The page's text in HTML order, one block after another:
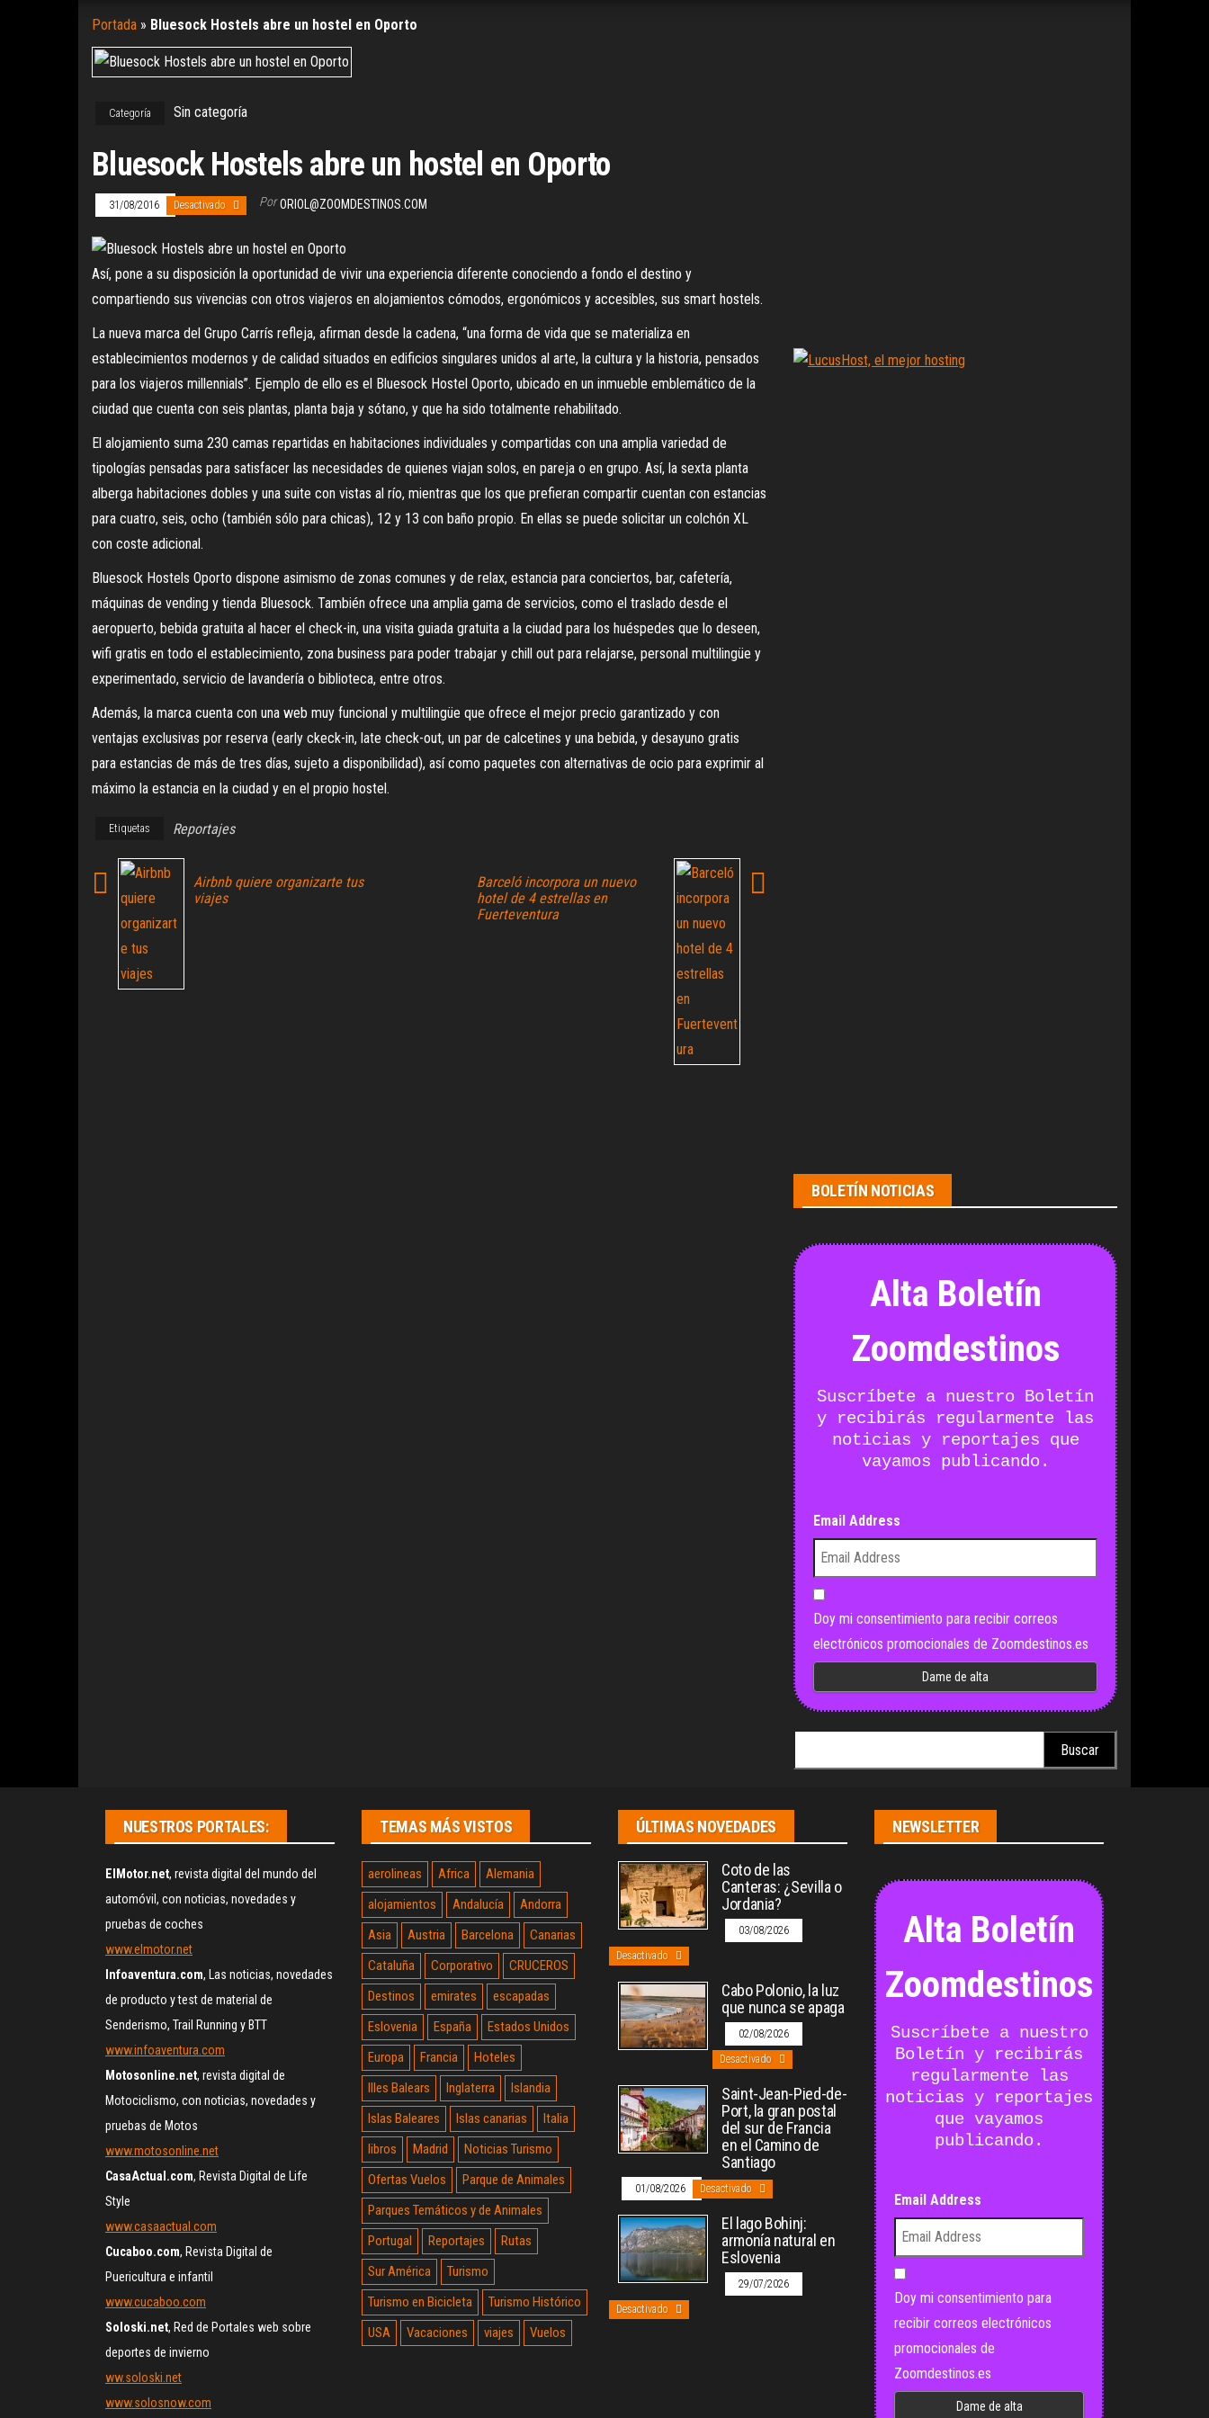
Portada » Bluesock Hostels abre un hostel en Oporto
Categoría Sin categoría
Bluesock Hostels abre un hostel en Oporto
31/08/2016 Desactivado Por ORIOL@ZOOMDESTINOS.COM
Así, pone a su disposición la oportunidad de vivir una experiencia diferente conociendo a fondo el destino y
compartiendo sus vivencias con otros viajeros en alojamientos cómodos, ergonómicos y accesibles, sus smart hostels.
La nueva marca del Grupo Carrís refleja, afirman desde la cadena, “una forma de vida que se materializa en
establecimientos modernos y de calidad situados en edificios singulares unidos al arte, la cultura y la historia, pensados
para los viajeros millennials”. Ejemplo de ello es el Bluesock Hostel Oporto, ubicado en un inmueble emblemático de la
ciudad que cuenta con seis plantas, planta baja y sótano, y que ha sido totalmente rehabilitado.
El alojamiento suma 230 camas repartidas en habitaciones individuales y compartidas con una amplia variedad de
tipologías pensadas para satisfacer las necesidades de quienes viajan solos, en pareja o en grupo. Así, la sexta planta
alberga habitaciones dobles y una suite con vistas al río, mientras que los que prefieran compartir cuentan con estancias
para cuatro, seis, ocho (también sólo para chicas), 12 y 13 con baño propio. En ellas se puede solicitar un colchón XL
con coste adicional.
Bluesock Hostels Oporto dispone asimismo de zonas comunes y de relax, estancia para conciertos, bar, cafetería,
máquinas de vending y tienda Bluesock. También ofrece una amplia gama de servicios, como el traslado desde el
aeropuerto, bebida gratuita al hacer el check-in, una visita guiada gratuita a la ciudad para los huéspedes que lo deseen,
wifi gratis en todo el establecimiento, zona business para poder trabajar y chill out para relajarse, personal multilingüe y
experimentado, servicio de lavandería o biblioteca, entre otros.
Además, la marca cuenta con una web muy funcional y multilingüe que ofrece el mejor precio garantizado y con
ventajas exclusivas por reserva (early ckeck-in, late check-out, un par de calcetines y una bebida, y desayuno gratis
para estancias de más de tres días, sujeto a disponibilidad), así como paquetes con alternativas de ocio para exprimir al
máximo la estancia en la ciudad y en el propio hostel.
Etiquetas Reportajes
Airbnb quiere organizarte tus
viajes
Barceló incorpora un nuevo
hotel de 4 estrellas en
Fuerteventura
BOLETÍN NOTICIAS
Alta Boletín
Zoomdestinos
Suscríbete a nuestro Boletín
y recibirás regularmente las
noticias y reportajes que
vayamos publicando.
Email Address
Doy mi consentimiento para recibir correos
electrónicos promocionales de Zoomdestinos.es
NUESTROS PORTALES:
ElMotor.net, revista digital del mundo del
automóvil, con noticias, novedades y
pruebas de coches
www.elmotor.net
Infoaventura.com, Las noticias, novedades
de producto y test de material de
Senderismo, Trail Running y BTT
www.infoaventura.com
Motosonline.net, revista digital de
Motociclismo, con noticias, novedades y
pruebas de Motos
www.motosonline.net
CasaActual.com, Revista Digital de Life
Style
www.casaactual.com
Cucaboo.com, Revista Digital de
Puericultura e infantil
www.cucaboo.com
Soloski.net, Red de Portales web sobre
deportes de invierno
ww.soloski.net
www.solosnow.com
TEMAS MÁS VISTOS
aerolineas Africa
Alemania
alojamientos
Andalucía
Andorra
Asia
Austria Barcelona
Canarias
Cataluña
Corporativo
CRUCEROS
Destinos
emirates
escapadas
Eslovenia
España
Estados Unidos
Europa
Francia
Hoteles
Illes Balears
Inglaterra
Islandia
Islas Baleares
Islas canarias
Italia
libros
Madrid
Noticias Turismo
Ofertas Vuelos
Parque de Animales
Parques Temáticos y de Animales
Portugal
Reportajes
Rutas
Sur América
Turismo
Turismo en Bicicleta
Turismo Histórico
USA
Vacaciones viajes Vuelos
ÚLTIMAS NOVEDADES
Coto de las
Canteras: ¿Sevilla o
Jordania?
03/08/2026
Desactivado
Cabo Polonio, la luz
que nunca se apaga
02/08/2026
Desactivado
Saint-Jean-Pied-de-
Port, la gran postal
del sur de Francia
en el Camino de
Santiago
01/08/2026 Desactivado
El lago Bohinj:
armonía natural en
Eslovenia
29/07/2026
Desactivado
NEWSLETTER
Alta Boletín
Zoomdestinos
Suscríbete a nuestro
Boletín y recibirás
regularmente las
noticias y reportajes
que vayamos
publicando.
Email Address
Doy mi consentimiento para
recibir correos electrónicos
promocionales de
Zoomdestinos.es